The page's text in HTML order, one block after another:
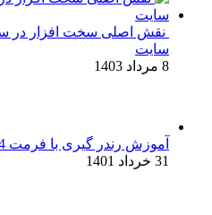
نقش اصلی سخت افزار در
سایت
8 مرداد 1403
آموزش رندر گیری با فرمت MP4 در افترافکت
31 خرداد 1401